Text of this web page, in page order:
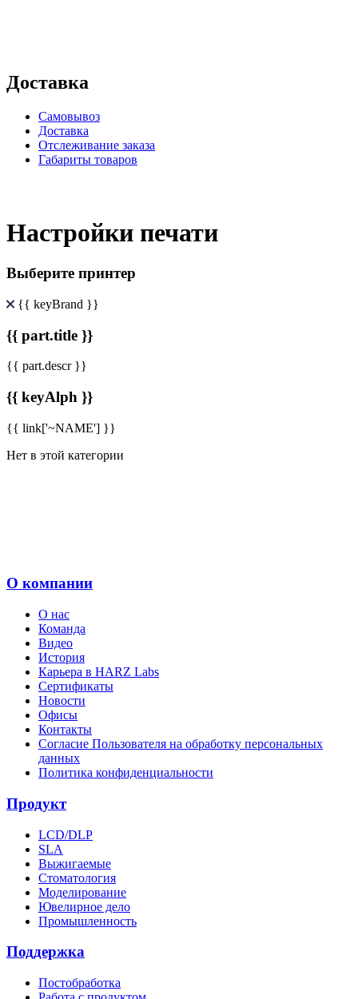
Доставка
Самовывоз
Доставка
Отслеживание заказа
Габариты товаров
Настройки печати
Выберите принтер
{{ keyBrand }}
{{ part.title }}
{{ part.descr }}
{{ keyAlph }}
{{ link['~NAME'] }}
Нет в этой категории
О компании
О нас
Команда
Видео
История
Карьера в HARZ Labs
Сертификаты
Новости
Офисы
Контакты
Согласие Пользователя на обработку персональных
данных
Политика конфиденциальности
Продукт
LCD/DLP
SLA
Выжигаемые
Стоматология
Моделирование
Ювелирное дело
Промышленность
Поддержка
Постобработка